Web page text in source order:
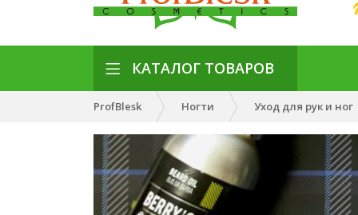
КАТАЛОГ ТОВАРОВ
ProfBlesk Ногти Уход для рук и ног